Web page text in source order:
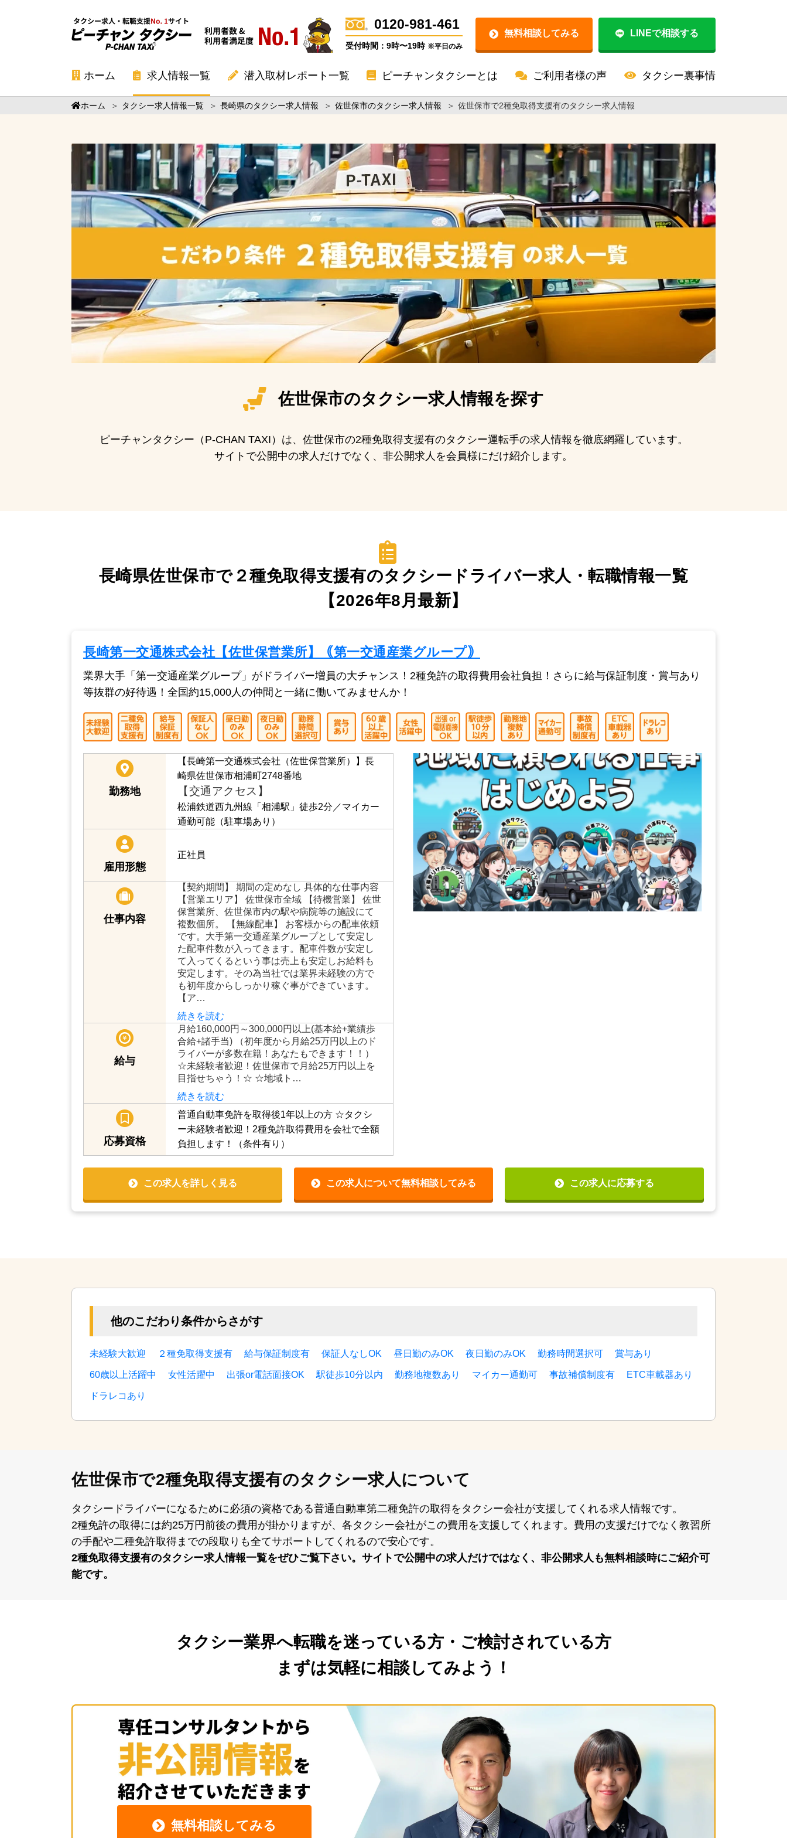
0120-981-461
受付時間：9時〜19時 ※平日のみ
無料相談してみる LINEで相談する
ホーム 求人情報一覧 潜入取材レポート一覧 ピーチャンタクシーとは ご利用者様の声 タクシー裏事情
ホーム ＞ タクシー求人情報一覧 ＞ 長崎県のタクシー求人情報 ＞ 佐世保市のタクシー求人情報 ＞ 佐世保市で2種免取得支援有のタクシー求人情報
佐世保市のタクシー求人情報を探す
ピーチャンタクシー（P-CHAN TAXI）は、佐世保市の2種免取得支援有のタクシー運転手の求人情報を徹底網羅しています。
サイトで公開中の求人だけでなく、非公開求人を会員様にだけ紹介します。
長崎県佐世保市で２種免取得支援有のタクシードライバー求人・転職情報一覧
【2026年8月最新】
長崎第一交通株式会社【佐世保営業所】｟第一交通産業グループ｠
業界大手「第一交通産業グループ」がドライバー増員の大チャンス！2種免許の取得費用会社負担！さらに給与保証制度・賞与あり
等抜群の好待遇！全国約15,000人の仲間と一緒に働いてみませんか！
勤務地
【長崎第一交通株式会社（佐世保営業所）】長
崎県佐世保市相浦町2748番地
【交通アクセス】
松浦鉄道西九州線「相浦駅」徒歩2分／マイカー
通勤可能（駐車場あり）
雇用形態
正社員
仕事内容
【契約期間】 期間の定めなし 具体的な仕事内容
【営業エリア】 佐世保市全域 【待機営業】 佐世
保営業所、佐世保市内の駅や病院等の施設にて
複数個所。 【無線配車】 お客様からの配車依頼
です。大手第一交通産業グループとして安定し
た配車件数が入ってきます。配車件数が安定し
て入ってくるという事は売上も安定しお給料も
安定します。その為当社では業界未経験の方で
も初年度からしっかり稼ぐ事ができています。
【ア…
続きを読む
給与
月給160,000円～300,000円以上(基本給+業績歩
合給+諸手当) （初年度から月給25万円以上のド
ライバーが多数在籍！あなたもできます！！）
☆未経験者歓迎！佐世保市で月給25万円以上を
目指せちゃう！☆ ☆地域ト…
続きを読む
応募資格
普通自動車免許を取得後1年以上の方 ☆タクシ
ー未経験者歓迎！2種免許取得費用を会社で全額
負担します！（条件有り）
この求人を詳しく見る この求人について無料相談してみる この求人に応募する
他のこだわり条件からさがす
未経験大歓迎 ２種免取得支援有 給与保証制度有 保証人なしOK 昼日勤のみOK 夜日勤のみOK 勤務時間選択可 賞与あり
60歳以上活躍中 女性活躍中 出張or電話面接OK 駅徒歩10分以内 勤務地複数あり マイカー通勤可 事故補償制度有 ETC車載器あり
ドラレコあり
佐世保市で2種免取得支援有のタクシー求人について
タクシードライバーになるために必須の資格である普通⾃動⾞第⼆種免許の取得をタクシー会社が⽀援してくれる求⼈情報です。
2種免許の取得には約25万円前後の費⽤が掛かりますが、各タクシー会社がこの費⽤を⽀援してくれます。費⽤の⽀援だけでなく教習所
の⼿配や⼆種免許取得までの段取りも全てサポートしてくれるので安⼼です。
2種免取得支援有のタクシー求⼈情報⼀覧をぜひご覧下さい。サイトで公開中の求⼈だけではなく、⾮公開求⼈も無料相談時にご紹介可
能です。
タクシー業界へ転職を迷っている方・ご検討されている方
まずは気軽に相談してみよう！
無料相談してみる